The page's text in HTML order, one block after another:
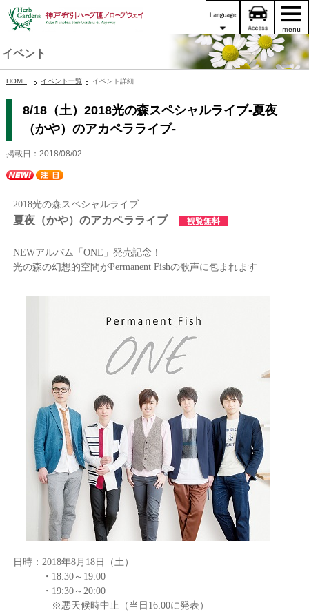
イベント
HOME イベント一覧 イベント詳細
8/18（土）2018光の森スペシャルライブ-夏夜
（かや）のアカペラライブ‐
掲載日：2018/08/02
2018光の森スペシャルライブ
夏夜（かや）のアカペラライブ 観覧無料
NEWアルバム「 ONE 」発売記念！
光の森の幻想的空間がPermanent Fishの歌声に包まれます
日時： 2018年8月 18日（土）
・18:30～19:00
・19:30～20:00
※悪天候時中止（当日 16:00に発表）